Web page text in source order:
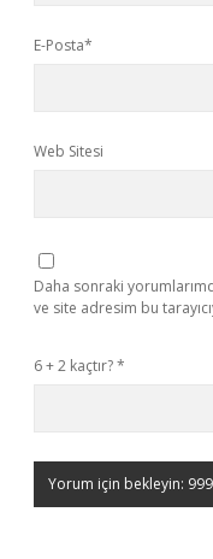
E-Posta*
Web Sitesi
Daha sonraki
ve site adresim bu
6 + 2 kaçtır?*